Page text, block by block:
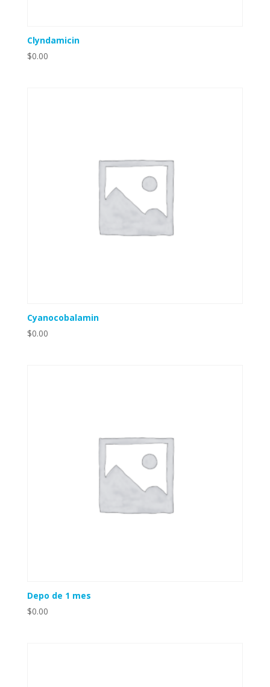
Clyndamicin
$0.00
Cyanocobalamin
$0.00
Depo de 1 mes
$0.00